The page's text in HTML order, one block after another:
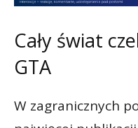
Cały świat
GTA
W zagranicznych